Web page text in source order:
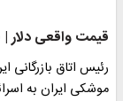
قیمت واقعی دلار
رئیس اتاق بازرگانی
موشکی ایران به